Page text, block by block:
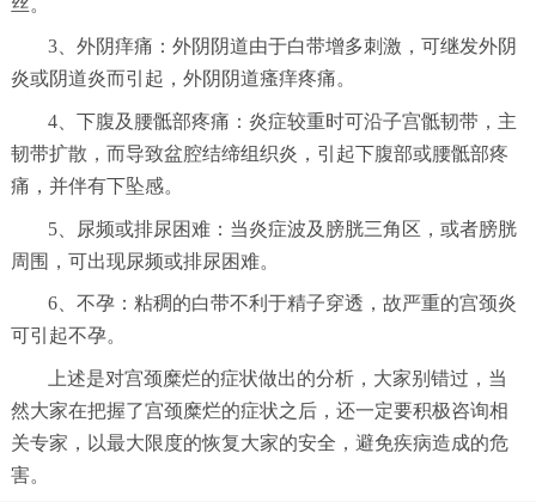
3、外阴痒痛：外阴阴道由于白带增多刺激，可继发外阴
炎或阴道炎而引起，外阴阴道瘙痒疼痛。
4、下腹及腰骶部疼痛：炎症较重时可沿子宫骶韧带，主
韧带扩散，而导致盆腔结缔组织炎，引起下腹部或腰骶部疼
痛，并伴有下坠感。
5、尿频或排尿困难：当炎症波及膀胱三角区，或者膀胱
周围，可出现尿频或排尿困难。
6、不孕：粘稠的白带不利于精子穿透，故严重的宫颈炎
可引起不孕。
上述是对宫颈糜烂的症状做出的分析，大家别错过，当
然大家在把握了宫颈糜烂的症状之后，还一定要积极咨询相
关专家，以最大限度的恢复大家的安全，避免疾病造成的危
害。